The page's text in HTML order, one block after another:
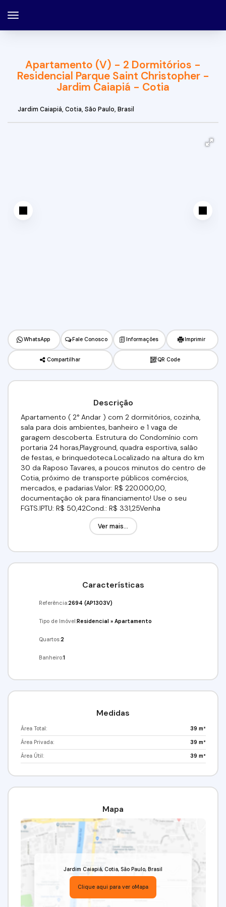
Apartamento (V) - 2 Dormitórios -
Residencial Parque Saint Christopher -
Jardim Caiapiá - Cotia
Jardim Caiapiá, Cotia, São Paulo, Brasil
WhatsApp Fale Conosco Informações Imprimir
Compartilhar QR Code
Descrição
Apartamento ( 2° Andar ) com 2 dormitórios, cozinha,
sala para dois ambientes, banheiro e 1 vaga de
garagem descoberta. Estrutura do Condomínio com
portaria 24 horas,Playground, quadra esportiva, salão
de festas, e brinquedoteca.Localizado na altura do km
30 da Raposo Tavares, a poucos minutos do centro de
Cotia, próximo de transporte públicos comércios,
mercados, e padarias.Valor: R$ 220.000,00,
documentação ok para financiamento! Use o seu
FGTS.IPTU: R$ 50,42Cond.: R$ 331,25Venha
conferir!!!Agende já a sua visita!!!(11) 4243-7733 (11)
95332-7355 - (11)97417-8061Imobiliária Alfa Negócios.
Ver mais...
Características
Referência:2694 (AP1303V)
Tipo de Imóvel:Residencial »Apartamento
Quartos:2
Banheiro:1
Medidas
Área Total: 39 m²
Área Privada: 39 m²
Área Útil: 39 m²
Mapa
Jardim Caiapiá, Cotia, São Paulo, Brasil
Clique aqui para ver oMapa